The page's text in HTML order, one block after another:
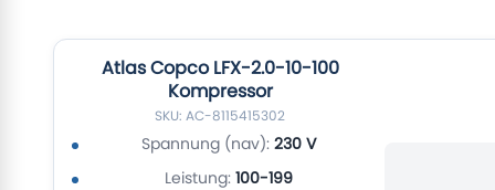
Atlas Copco LFX-2.0-10-100
Kompressor
SKU: AC-8115415302
Spannung (nav): 230 V
Leistung: 100-199